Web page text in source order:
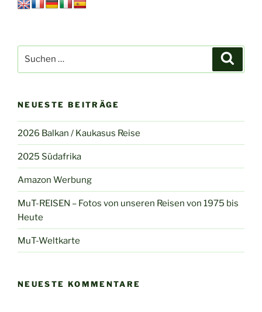
nach:
NEUESTE BEITRÄGE
2026 Balkan / Kaukasus Reise
2025 Südafrika
Amazon Werbung
MuT-REISEN – Fotos von unseren Reisen von 1975 bis
Heute
MuT-Weltkarte
NEUESTE KOMMENTARE